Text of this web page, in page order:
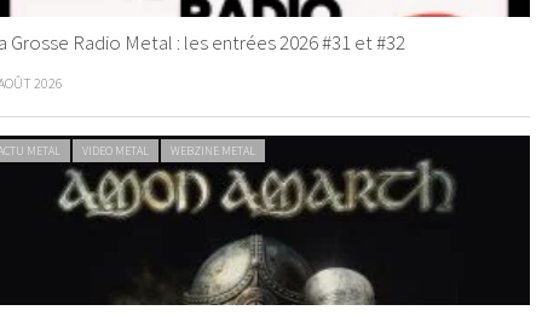
Grosse Radio Metal : les entrées 2026 #31 et #32
2026
METAL VIDEO METAL WEBZINE METAL